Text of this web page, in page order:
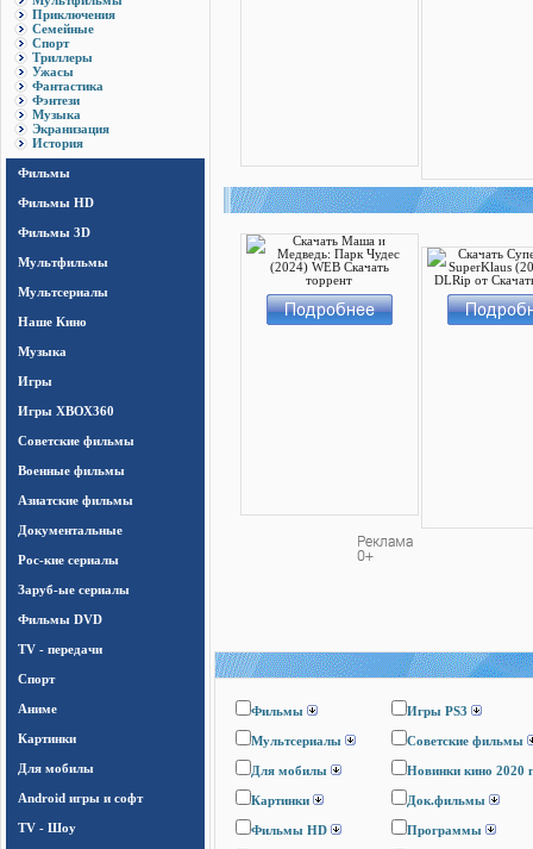
Приключения
Семейные
Спорт
Триллеры
Ужасы
Фантастика
Фэнтези
Музыка
Экранизация
История
Фильмы
Фильмы HD
Фильмы 3D
Мультфильмы
Мультсериалы
Наше Кино
Музыка
Игры
Игры ХВОХ360
Cоветские фильмы
Военные фильмы
Азиатские фильмы
Документальные
Рос-кие сериалы
Заруб-ые сериалы
Фильмы DVD
TV - передачи
Спорт
Аниме
Картинки
Для мобилы
Android игры и софт
TV - Шоу
Фильмы Игры PS3
Мультсериалы Cоветские фильмы
Для мобилы Новинки кино 2020
Картинки Док.фильмы
Фильмы HD Программы